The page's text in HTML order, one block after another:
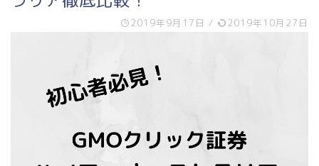
2019年9月17日 / 2019年10月27日